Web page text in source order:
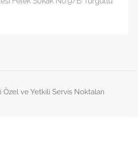
ve Yetkili Servis Noktaları